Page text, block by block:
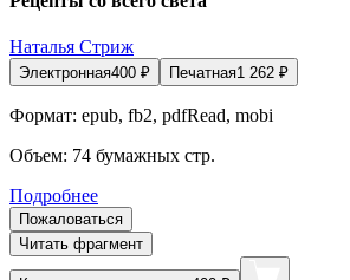
Наталья Стриж
Электронная400 ₽ Печатная1 262 ₽
Формат: epub, fb2, pdfRead, mobi
Объем: 74 бумажных стр.
Подробнее
Пожаловаться
Читать фрагмент